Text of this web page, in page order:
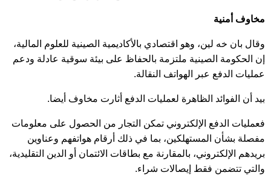
مخاوف أمنية
وقال بان خه لين، وهو اقتصادي بالأكاديمية الصينية للعلوم المالية،
إن الحكومة الصينية ملتزمة بالحفاظ على بيئة سوقية عادلة ودعم
عمليات الدفع عبر الهواتف النقالة.
بيد أن الفوائد الظاهرة لعمليات الدفع أثارت مخاوف أيضا.
فعمليات الدفع الإلكتروني تمكن التجار من الحصول على معلومات
مفصلة بشأن المستهلكين، بما في ذلك أرقام هواتفهم وعناوين
بريدهم الإلكتروني، بالمقارنة مع بطاقات الائتمان أو الدين التقليدية،
والتي تتضمن فقط إيصالات شراء.